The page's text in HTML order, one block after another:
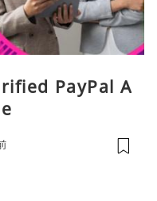
PayPal A